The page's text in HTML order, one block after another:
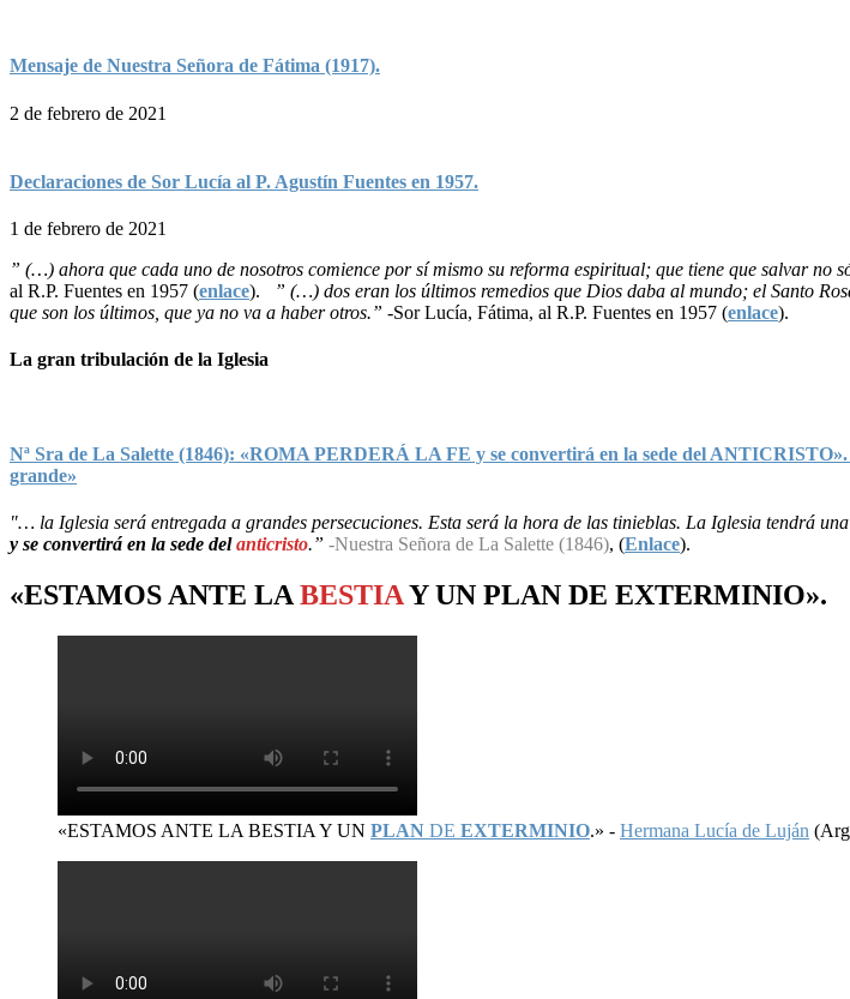
Mensaje de Nuestra Señora de Fátima (1917).
2 de febrero de 2021
Declaraciones de Sor Lucía al P. Agustín Fuentes en 1957.
1 de febrero de 2021
” (…) ahora que cada uno de nosotros comience por sí mismo su reforma espiritual; que tiene que salvar no
al R.P. Fuentes en 1957 (enlace).
” (…) dos eran los últimos remedios que Dios daba al mundo; el Santo
que son los últimos, que ya no va a haber otros.” -Sor Lucía, Fátima, al R.P. Fuentes en 1957 (enlace).
La gran tribulación de la Iglesia
Nª Sra de La Salette (1846): «ROMA PERDERÁ LA FE y se convertirá en la sede del
grande»
"… la Iglesia será entregada a grandes persecuciones. Esta será la hora de las tinieblas. La Iglesia tendrá
y se convertirá en la sede delanticristo.” -Nuestra Señora de La Salette (1846), (Enlace).
«ESTAMOS ANTE LA BESTIAY UN PLAN DE EXTERMINIO».
«ESTAMOS ANTE LA BESTIA Y UN PLAN DE EXTERMINIO.» - Hermana Lucía de Luján